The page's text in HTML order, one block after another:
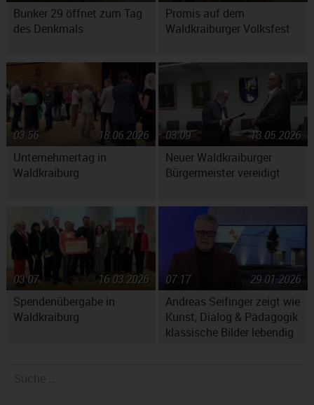
Bunker 29 öffnet zum Tag
des Denkmals
Promis auf dem
Waldkraiburger Volksfest
Unternehmertag in
Waldkraiburg
18.06.2026
03:56
Neuer Waldkraiburger
Bürgermeister vereidigt
13.05.2026
03:09
Spendenübergabe in
Waldkraiburg
16.03.2026
03:07
Andreas Seifinger zeigt wie
Kunst, Dialog & Pädagogik
klassische Bilder lebendig
29.01.2026
07:17